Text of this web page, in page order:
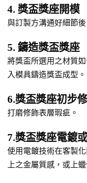
4. 獎盃獎座開模
與訂製方溝通好細節
5. 鑄造獎盃獎座
將獎盃所選用之材質
入模具鑄造獎盃成型。
6.獎盃獎座初步
打磨修飾表層瑕疵。
7.獎盃獎座電鍍
使用電鍍技術在客製
上之金屬質感，或上